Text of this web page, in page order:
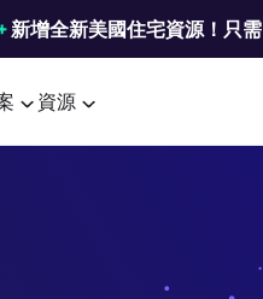
新增全新美國住宅資源！只需
資源